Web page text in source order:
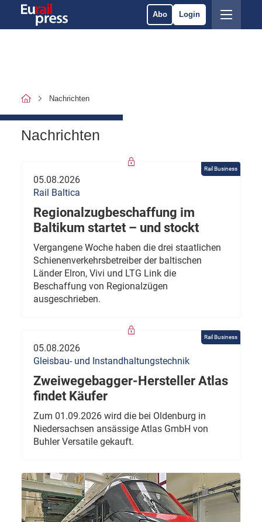
Abo Login
Nachrichten
Nachrichten
Rail Business
05.08.2026
Rail Baltica
Regionalzugbeschaffung im
Baltikum startet – und stockt
Vergangene Woche haben die drei staatlichen
Schienenverkehrsbetreiber der baltischen
Länder Elron, Vivi und LTG Link die
Beschaffung von Regionalzügen
ausgeschrieben.
Rail Business
05.08.2026
Gleisbau- und Instandhaltungstechnik
Zweiwegebagger-Hersteller Atlas
findet Käufer
Zum 01.09.2026 wird die bei Oldenburg in
Niedersachsen ansässige Atlas GmbH von
Buhler Versatile gekauft.